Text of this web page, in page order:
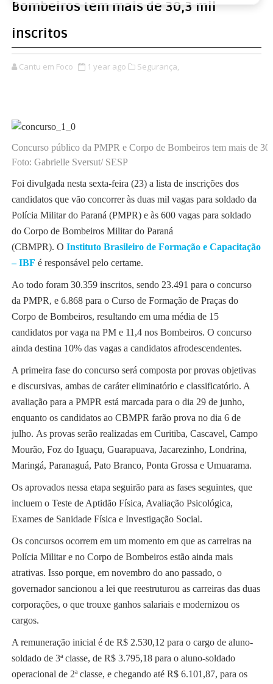
Bombeiros tem mais de 30,3 mil
inscritos
Cantu em Foco 1 year ago Segurança,
Concurso público da PMPR e Corpo de Bombeiros tem mais de
Foto: Gabrielle Sversut/ SESP
Foi divulgada nesta sexta-feira (23) a lista de inscrições dos
candidatos que vão concorrer às duas mil vagas para soldado da
Polícia Militar do Paraná (PMPR) e às 600 vagas para soldado
do Corpo de Bombeiros Militar do Paraná
(CBMPR). O Instituto Brasileiro de Formação e Capacitação
– IBF é responsável pelo certame.
Ao todo foram 30.359 inscritos, sendo 23.491 para o concurso
da PMPR, e 6.868 para o Curso de Formação de Praças do
Corpo de Bombeiros, resultando em uma média de 15
candidatos por vaga na PM e 11,4 nos Bombeiros. O concurso
ainda destina 10% das vagas a candidatos afrodescendentes.
A primeira fase do concurso será composta por provas objetivas
e discursivas, ambas de caráter eliminatório e classificatório. A
avaliação para a PMPR está marcada para o dia 29 de junho,
enquanto os candidatos ao CBMPR farão prova no dia 6 de
julho. As provas serão realizadas em Curitiba, Cascavel, Campo
Mourão, Foz do Iguaçu, Guarapuava, Jacarezinho, Londrina,
Maringá, Paranaguá, Pato Branco, Ponta Grossa e Umuarama.
Os aprovados nessa etapa seguirão para as fases seguintes, que
incluem o Teste de Aptidão Física, Avaliação Psicológica,
Exames de Sanidade Física e Investigação Social.
Os concursos ocorrem em um momento em que as carreiras na
Polícia Militar e no Corpo de Bombeiros estão ainda mais
atrativas. Isso porque, em novembro do ano passado, o
governador sancionou a lei que reestruturou as carreiras das duas
corporações, o que trouxe ganhos salariais e modernizou os
cargos.
A remuneração inicial é de R$ 2.530,12 para o cargo de aluno-
soldado de 3ª classe, de R$ 3.795,18 para o aluno-soldado
operacional de 2ª classe, e chegando até R$ 6.101,87, para os